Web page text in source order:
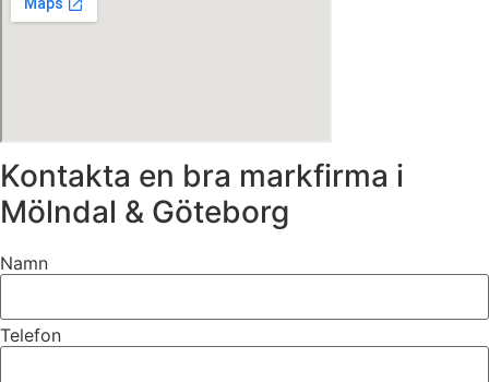
Kontakta en bra markfirma i
Mölndal & Göteborg
Namn
Telefon